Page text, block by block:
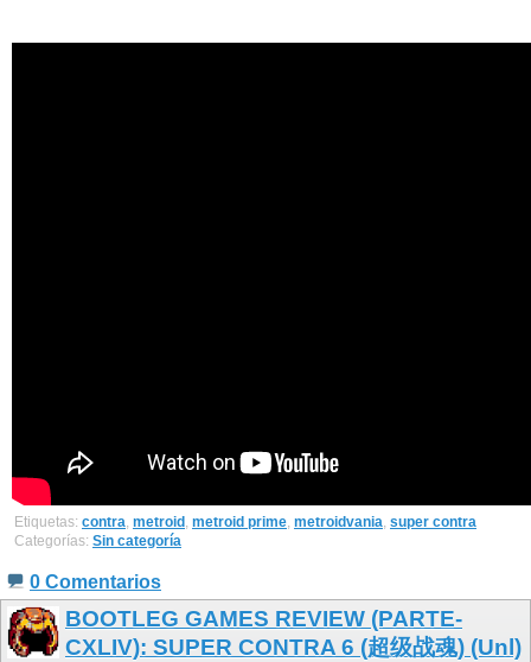
Etiquetas: contra, metroid , metroid prime, metroidvania, super contra
Categorías: Sin categoría
0 Comentarios
BOOTLEG GAMES REVIEW (PARTE-
CXLIV): SUPER CONTRA 6 (超级战魂) (Unl)